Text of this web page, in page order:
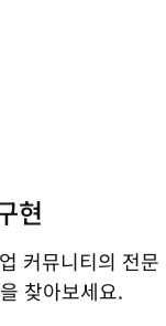
현
커뮤니티의 전문
찾아보세요.